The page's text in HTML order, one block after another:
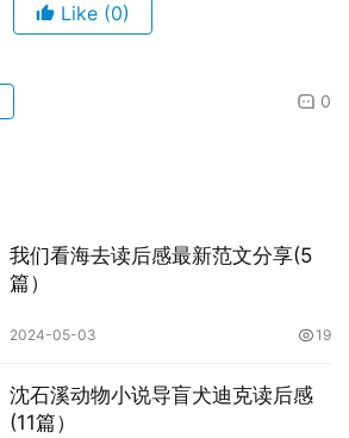
Like (0)
0
我们看海去读后感最新范文分享(5
篇）
2024-05-03 19
沈石溪动物小说导盲犬迪克读后感
(11篇）